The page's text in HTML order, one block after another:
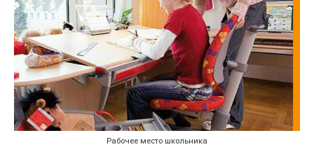
Рабочее место школьника